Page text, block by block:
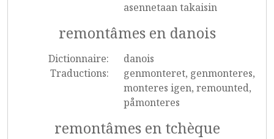
asennetaan takaisin
remontâmes en danois
Dictionnaire:
danois
Traductions:
genmonteret, genmonteres,
monteres igen, remounted,
påmonteres
remontâmes en tchèque